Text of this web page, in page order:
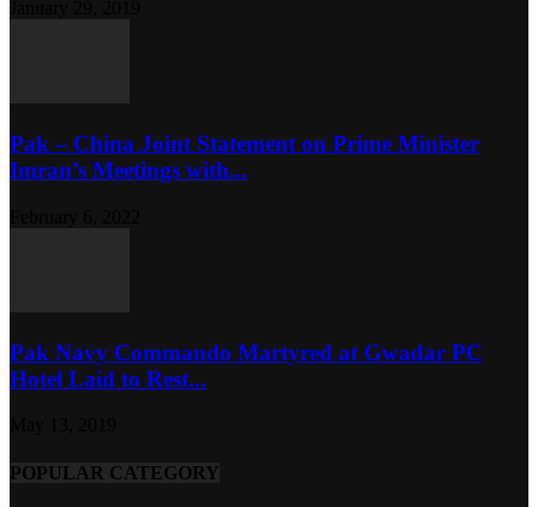
Pak – China Joint Statement on Prime Minister
Imran’s Meetings with...
Pak Navy Commando Martyred at Gwadar PC
Hotel Laid to Rest...
POPULAR CATEGORY